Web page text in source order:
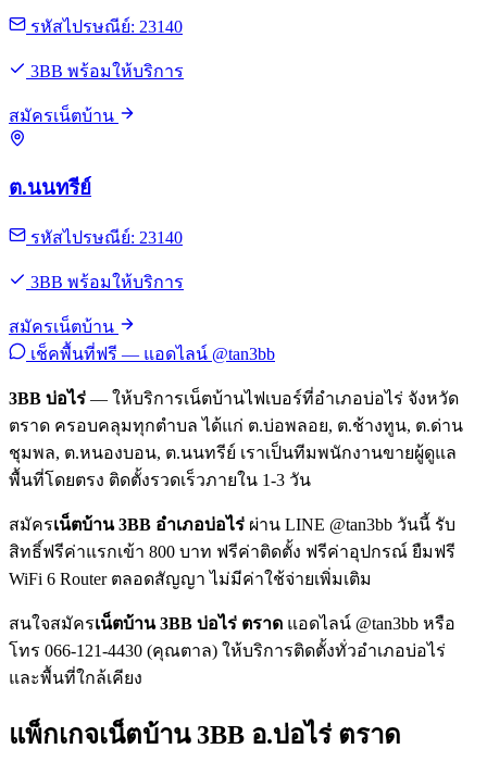
รหัสไปรษณีย์: 23140
3BB พร้อมให้บริการ
สมัครเน็ตบ้าน
ต.นนทรีย์
รหัสไปรษณีย์: 23140
3BB พร้อมให้บริการ
สมัครเน็ตบ้าน
เช็คพื้นที่ฟรี — แอดไลน์ @tan3bb
3BB บ่อไร่ — ให้บริการเน็ตบ้านไฟเบอร์ที่อำเภอบ่อไร่ จังหวัด
ตราด ครอบคลุมทุกตำบล ได้แก่ ต.บ่อพลอย, ต.ช้างทูน, ต.ด่าน
ชุมพล, ต.หนองบอน, ต.นนทรีย์ เราเป็นทีมพนักงานขายผู้ดูแล
พื้นที่โดยตรง ติดตั้งรวดเร็วภายใน 1-3 วัน
สมัครเน็ตบ้าน 3BB อำเภอบ่อไร่ ผ่าน LINE @tan3bb วันนี้ รับ
สิทธิ์ฟรีค่าแรกเข้า 800 บาท ฟรีค่าติดตั้ง ฟรีค่าอุปกรณ์ ยืมฟรี
WiFi 6 Router ตลอดสัญญา ไม่มีค่าใช้จ่ายเพิ่มเติม
สนใจสมัครเน็ตบ้าน 3BB บ่อไร่ ตราด แอดไลน์ @tan3bb หรือ
โทร 066-121-4430 (คุณตาล) ให้บริการติดตั้งทั่วอำเภอบ่อไร่
และพื้นที่ใกล้เคียง
แพ็กเกจเน็ตบ้าน 3BB อ.บ่อไร่ ตราด